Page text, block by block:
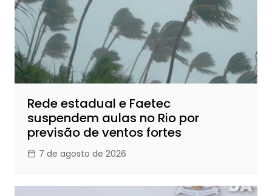
Rede estadual e Faetec
suspendem aulas no Rio por
previsão de ventos fortes
7 de agosto de 2026